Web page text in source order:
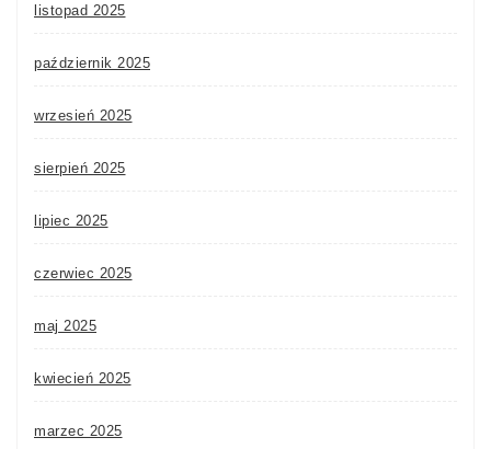
listopad 2025
październik 2025
wrzesień 2025
sierpień 2025
lipiec 2025
czerwiec 2025
maj 2025
kwiecień 2025
marzec 2025